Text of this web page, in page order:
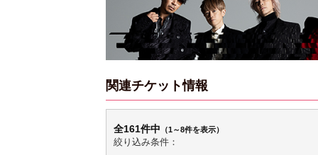
関連チケット情報
全161件中 （1～8件を表示）
絞り込み条件：